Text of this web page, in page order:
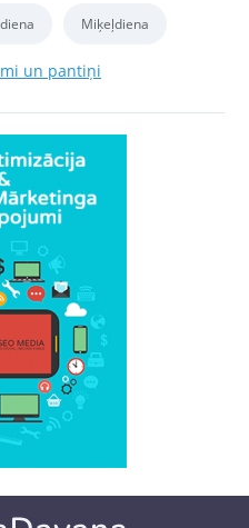
Miķeļdiena
un pantiņi